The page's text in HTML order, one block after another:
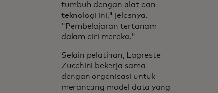
tumbuh dengan alat dan
teknologi ini," jelasnya.
"Pembelajaran tertanam
dalam diri mereka."
Selain pelatihan, Lagreste
Zucchini bekerja sama
dengan organisasi untuk
merancang model data yang